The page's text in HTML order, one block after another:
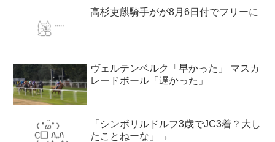
高杉吏麒騎手がが8月6日付でフリーに
ヴェルテンベルク「早かった」 マスカ
レードボール「遅かった」
「シンボリルドルフ3歳でJC3着？大し
たことねーな」→